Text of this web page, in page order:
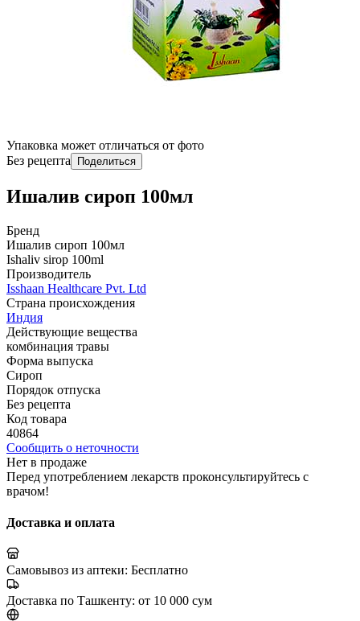
Упаковка может отличаться от фото
Без рецепта
Поделиться
Ишалив сироп 100мл
Бренд
Ишалив сироп 100мл
Ishaliv sirop 100ml
Производитель
Isshaan Healthcare Pvt. Ltd
Страна происхождения
Индия
Действующие вещества
комбинация травы
Форма выпуска
Сироп
Порядок отпуска
Без рецепта
Код товара
40864
Сообщить о неточности
Нет в продаже
Перед употреблением лекарств проконсультируйтесь с
врачом!
Доставка и оплата
Самовывоз из аптеки: Бесплатно
Доставка по Ташкенту: от 10 000 сум